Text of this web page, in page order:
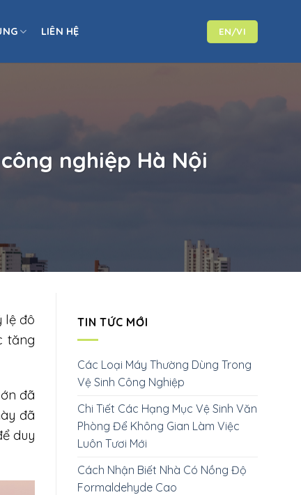
LIÊN HỆ EN/VI
nghiệp Hà Nội
lệ đô
tăng
đã
đã
duy
TIN TỨC MỚI
Các Loại Máy Thường Dùng Trong
Vệ Sinh Công Nghiệp
Chi Tiết Các Hạng Mục Vệ Sinh Văn
Phòng Để Không Gian Làm Việc
Luôn Tươi Mới
Cách Nhận Biết Nhà Có Nồng Độ
Formaldehyde Cao